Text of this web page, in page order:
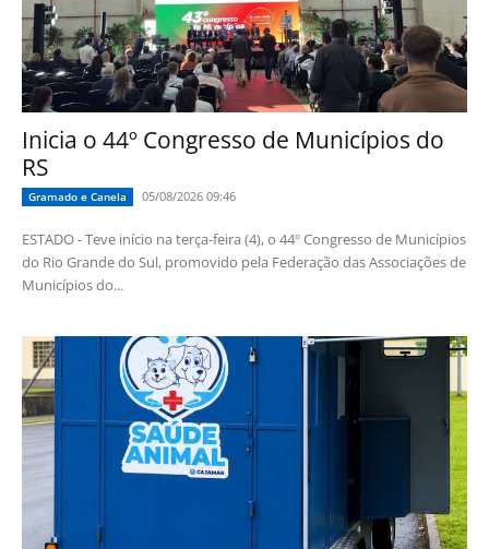
Inicia o 44º Congresso de Municípios do
RS
Gramado e Canela 05/08/2026 09:46
ESTADO - Teve início na terça-feira (4), o 44º Congresso de Municípios
do Rio Grande do Sul, promovido pela Federação das Associações de
Municípios do...